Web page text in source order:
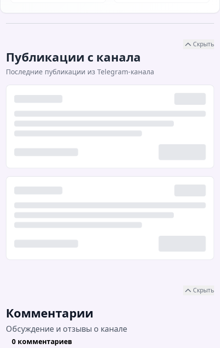
Скрыть
Комментарии
Обсуждение и отзывы о канале
0 комментариев
Скрыть
Публикации с канала
Последние публикации из Telegram-канала